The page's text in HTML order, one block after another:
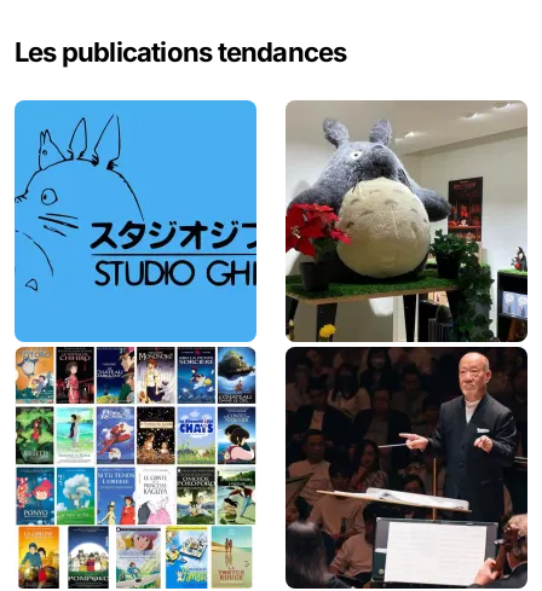
r
h
:
Les publications tendances